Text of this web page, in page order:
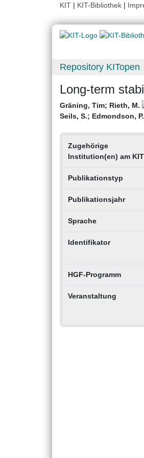
KIT | KIT-Bibliothek |
Repository KITopen
Long-term
Gräning, Tim; Rieth, M.
Seils, S.; Edmondson, P.
Zugehörige
Institution(en) am KIT
Publikationstyp
Publikationsjahr
Sprache
Identifikator
HGF-Programm
Veranstaltung